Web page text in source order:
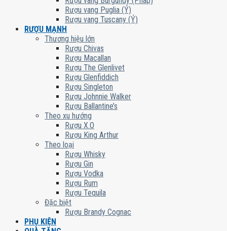
Rượu vang Puglia (Ý)
Rượu vang Tuscany (Ý)
RƯỢU MẠNH
Thương hiệu lớn
Rượu Chivas
Rượu Macallan
Rượu The Glenlivet
Rượu Glenfiddich
Rượu Singleton
Rượu Johnnie Walker
Rượu Ballantine’s
Theo xu hướng
Rượu X.O
Rượu King Arthur
Theo loại
Rượu Whisky
Rượu Gin
Rượu Vodka
Rượu Rum
Rượu Tequila
Đặc biệt
Rượu Brandy Cognac
PHỤ KIỆN